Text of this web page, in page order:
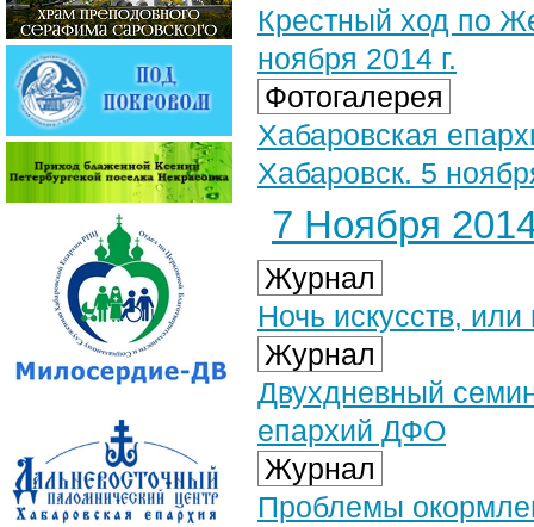
Крестный ход по
ноября 2014 г.
Фотогалерея
Хабаровская
Хабаровск. 5
7 Ноября
Журнал
Ночь искусств,
Журнал
Двухдневный
епархий ДФО
Журнал
Проблемы